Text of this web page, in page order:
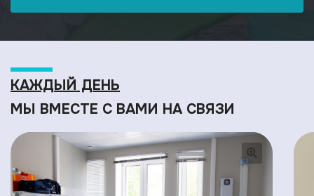
КАЖДЫЙ ДЕНЬ
МЫ ВМЕСТЕ С ВАМИ НА СВЯЗИ